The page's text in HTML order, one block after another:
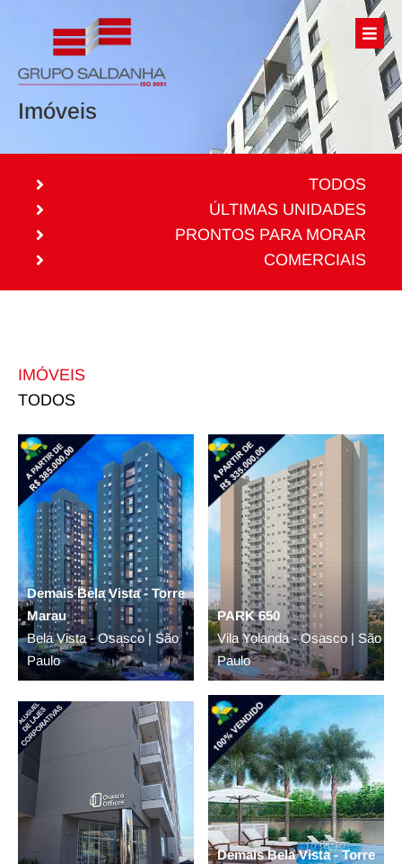
Imóveis
TODOS
ÚLTIMAS UNIDADES
PRONTOS PARA MORAR
COMERCIAIS
IMÓVEIS
TODOS
Demais Bela Vista - Torre
Marau
Bela Vista - Osasco | São
Paulo
PARK 650
Vila Yolanda - Osasco | São
Paulo
Demais Bela Vista - Torre